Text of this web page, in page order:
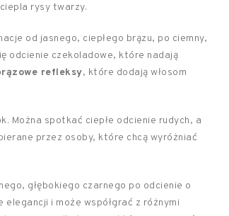
rysy twarzy.
od jasnego, ciepłego brązu, po ciemny,
odcienie czekoladowe, które nadają
refleksy, które dodają włosom
Można spotkać ciepłe odcienie rudych, a
przez osoby, które chcą wyróżniać
głębokiego czarnego po odcienie o
elegancji i może współgrać z różnymi